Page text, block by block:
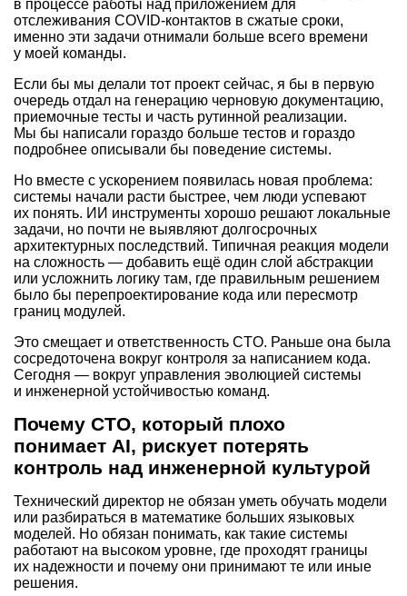
в процессе работы над приложением для
отслеживания COVID-контактов в сжатые сроки,
именно эти задачи отнимали больше всего времени
у моей команды.
Если бы мы делали тот проект сейчас, я бы в первую
очередь отдал на генерацию черновую документацию,
приемочные тесты и часть рутинной реализации.
Мы бы написали гораздо больше тестов и гораздо
подробнее описывали бы поведение системы.
Но вместе с ускорением появилась новая проблема:
системы начали расти быстрее, чем люди успевают
их понять. ИИ инструменты хорошо решают локальные
задачи, но почти не выявляют долгосрочных
архитектурных последствий. Типичная реакция модели
на сложность — добавить ещё один слой абстракции
или усложнить логику там, где правильным решением
было бы перепроектирование кода или пересмотр
границ модулей.
Это смещает и ответственность CTO. Раньше она была
сосредоточена вокруг контроля за написанием кода.
Сегодня — вокруг управления эволюцией системы
и инженерной устойчивостью команд.
Почему CTO, который плохо
понимает AI, рискует потерять
контроль над инженерной культурой
Технический директор не обязан уметь обучать модели
или разбираться в математике больших языковых
моделей. Но обязан понимать, как такие системы
работают на высоком уровне, где проходят границы
их надежности и почему они принимают те или иные
решения.